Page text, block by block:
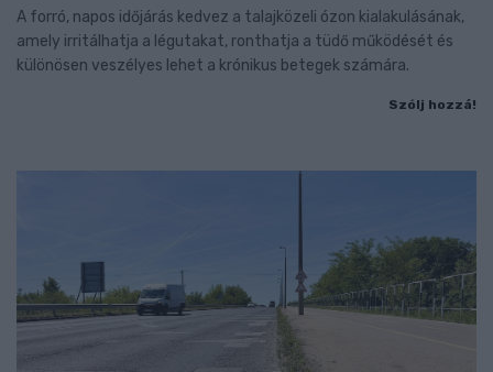
A forró, napos időjárás kedvez a talajközeli ózon kialakulásának,
amely irritálhatja a légutakat, ronthatja a tüdő működését és
különösen veszélyes lehet a krónikus betegek számára.
Szólj hozzá!